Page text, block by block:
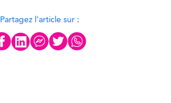
Partagez l’article sur :